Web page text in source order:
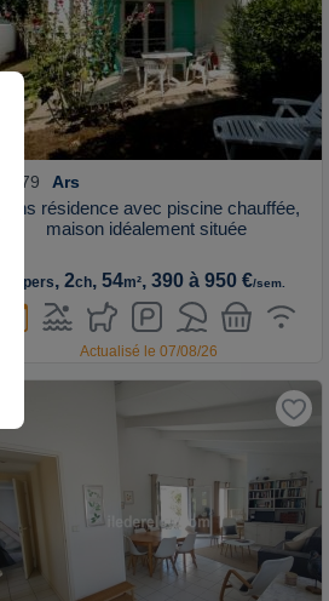
2479 Ars
Dans résidence avec piscine chauffée,
maison idéalement située
pers, 2ch, 54m², 390 à 950 €/sem.
Actualisé le 07/08/26